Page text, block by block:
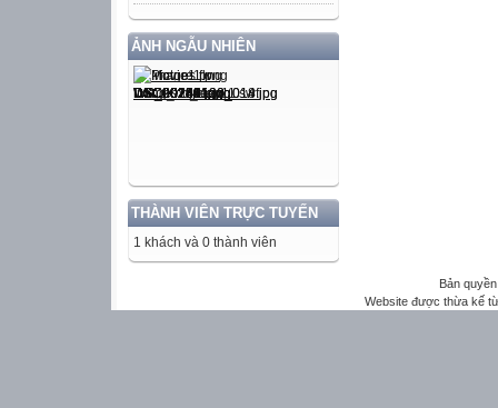
ẢNH NGẪU NHIÊN
THÀNH VIÊN TRỰC TUYẾN
1 khách và 0 thành viên
Bản
Website được thừa kế